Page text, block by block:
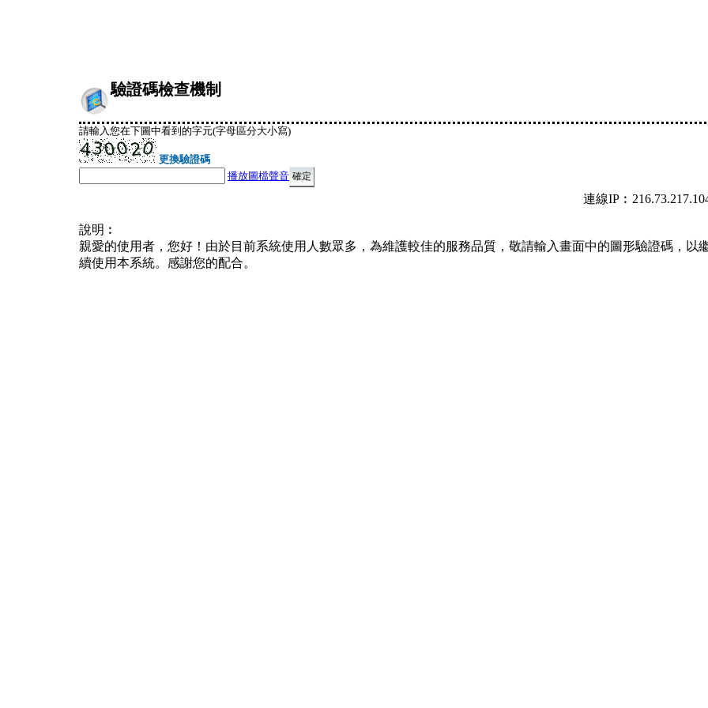
驗證碼檢查機制
請輸入您在下圖中看到的字元(字母區分大小寫)
更換驗證碼
播放圖檔聲音
連線
說明︰
親愛的使用者，您好！由於目前系統使用人數眾多，為維護較佳的服務品質，敬請輸入畫面中的圖形驗證碼，以
續使用本系統。感謝您的配合。